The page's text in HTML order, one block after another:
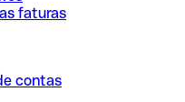
faturas
contas